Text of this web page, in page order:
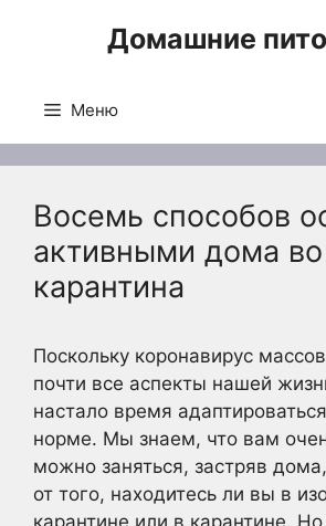
Домашние
Меню
Восемь способов
активными дома
карантина
Поскольку коронавирус
почти все аспекты нашей
настало время
норме. Мы знаем, что вам
можно заняться, застряв
от того, находитесь ли вы в
карантине или в карантине. Но